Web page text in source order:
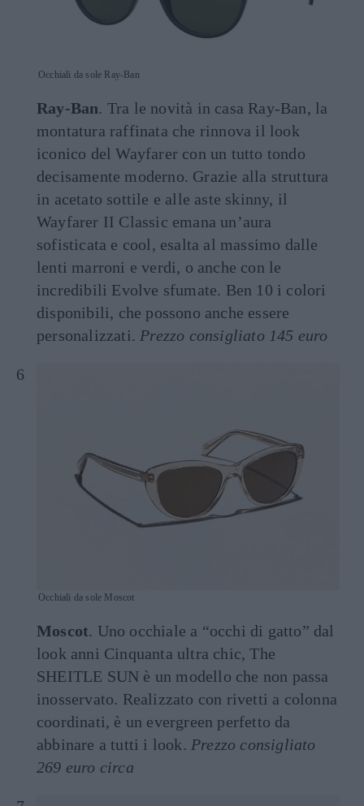
Occhiali da sole Ray-Ban
Ray-Ban. Tra le novità in casa Ray-Ban, la
montatura raffinata che rinnova il look
iconico del Wayfarer con un tutto tondo
decisamente moderno. Grazie alla struttura
in acetato sottile e alle aste skinny, il
Wayfarer II Classic emana un’aura
sofisticata e cool, esalta al massimo dalle
lenti marroni e verdi, o anche con le
incredibili Evolve sfumate. Ben 10 i colori
disponibili, che possono anche essere
personalizzati. Prezzo consigliato 145 euro
Occhiali da sole Moscot
Moscot. Uno occhiale a “occhi di gatto” dal
look anni Cinquanta ultra chic, The
SHEITLE SUN è un modello che non passa
inosservato. Realizzato con rivetti a colonna
coordinati, è un evergreen perfetto da
abbinare a tutti i look. Prezzo consigliato
269 euro circa